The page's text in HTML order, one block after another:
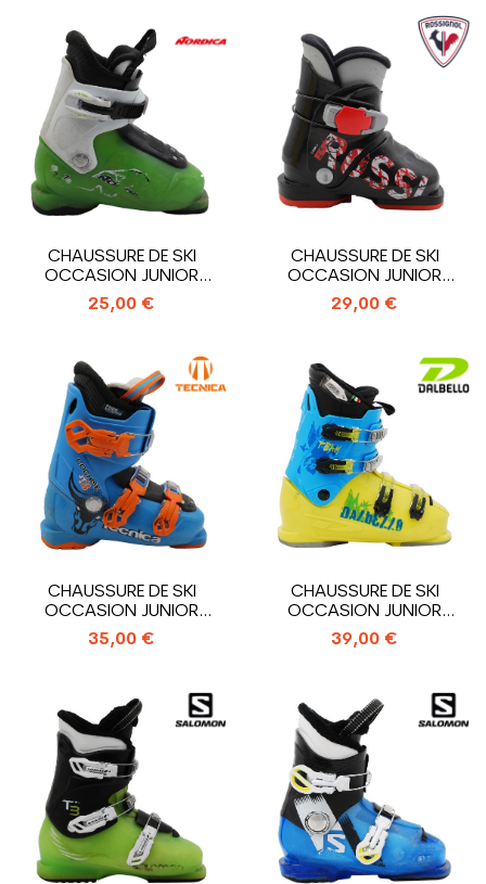
CHAUSSURE DE SKI
OCCASION JUNIOR
NORDICA TEAM T1_1...
25,00 €
CHAUSSURE DE SKI
OCCASION JUNIOR
ROSSIGNOL COMP...
29,00 €
CHAUSSURE DE SKI
OCCASION JUNIOR
TECNICA COCHISE...
35,00 €
CHAUSSURE DE SKI
OCCASION JUNIOR
DALBELLO TEAM_4...
39,00 €